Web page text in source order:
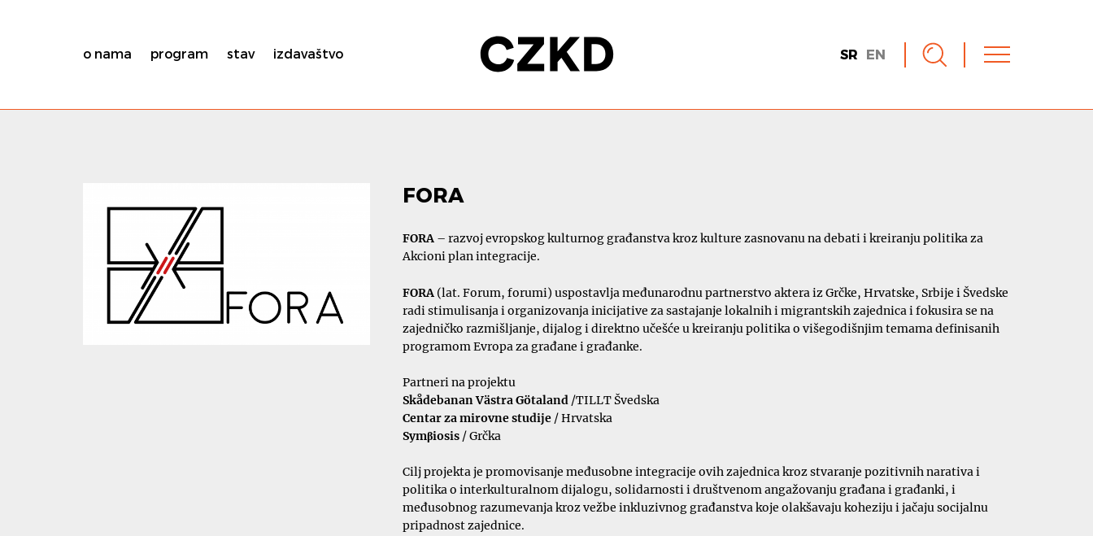
o nama program stav izdavaštvo SR EN
FORA
FORA – razvoj evropskog kulturnog građanstva kroz kulture zasnovanu na debati i kreiranju politika za
Akcioni plan integracije.
FORA (lat. Forum, forumi) uspostavlja međunarodnu partnerstvo aktera iz Grčke, Hrvatske, Srbije i Švedske
radi stimulisanja i organizovanja inicijative za sastajanje lokalnih i migrantskih zajednica i fokusira se na
zajedničko razmišljanje, dijalog i direktno učešće u kreiranju politika o višegodišnjim temama definisanih
programom Evropa za građane i građanke.
Partneri na projektu
Skådebanan Västra Götaland /TILLT Švedska
Centar za mirovne studije / Hrvatska
Symβiosis / Grčka
Cilj projekta je promovisanje međusobne integracije ovih zajednica kroz stvaranje pozitivnih narativa i
politika o interkulturalnom dijalogu, solidarnosti i društvenom angažovanju građana i građanki, i
međusobnog razumevanja kroz vežbe inkluzivnog građanstva koje olakšavaju koheziju i jačaju socijalnu
pripadnost zajednice.